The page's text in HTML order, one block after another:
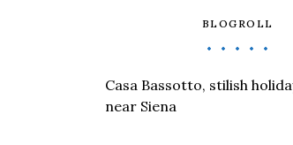
BLOGROLL
Casa Bassotto, stilish
near Siena